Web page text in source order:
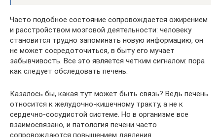
Часто подобное состояние сопровождается ожирением
и расстройством мозговой деятельности: человеку
становится трудно запоминать новую информацию, он
не может сосредоточиться, в быту его мучает
забывчивость. Все это является четким сигналом: пора
как следует обследовать печень.
Казалось бы, какая тут может быть связь? Ведь печень
относится к желудочно-кишечному тракту, а не к
сердечно-сосудистой системе. Но в организме все
взаимосвязано, и патология печени часто
сопровождаются повышением давления.